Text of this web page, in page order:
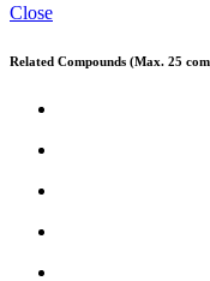
Close
Related Compounds (Max. 25